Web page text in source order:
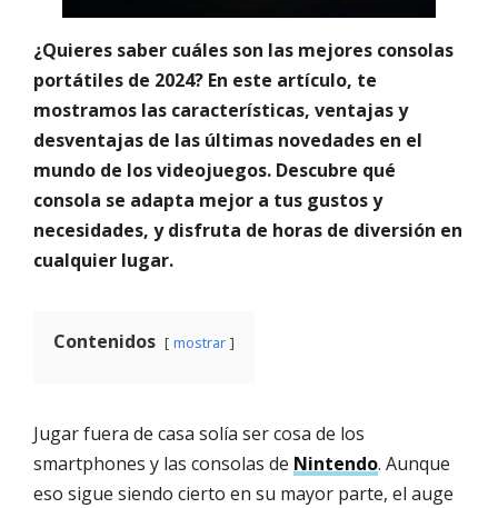
¿Quieres saber cuáles son las mejores consolas
portátiles de 2024? En este artículo, te
mostramos las características, ventajas y
desventajas de las últimas novedades en el
mundo de los videojuegos. Descubre qué
consola se adapta mejor a tus gustos y
necesidades, y disfruta de horas de diversión en
cualquier lugar.
Contenidos mostrar
Jugar fuera de casa solía ser cosa de los
smartphones y las consolas de Nintendo. Aunque
eso sigue siendo cierto en su mayor parte, el auge